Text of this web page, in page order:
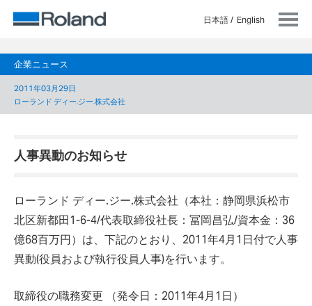
日本語 English
企業ニュース
2011年03月29日
ローランド ディー.ジー.株式会社
人事異動のお知らせ
ローランド ディー.ジー.株式会社（本社：静岡県浜松市
北区新都田1-6-4/代表取締役社長：冨岡昌弘/資本金：36
億68百万円）は、下記のとおり、2011年4月1日付で人事
異動(役員および執行役員人事)を行います。
取締役の職務変更 （発令日：2011年4月1日）